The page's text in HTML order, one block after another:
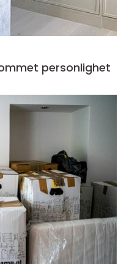
personlighet